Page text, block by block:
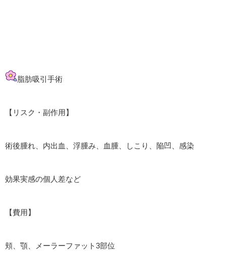
脂肪吸引手術
【リスク・副作用】
術後腫れ、内出血、浮腫み、血腫、しこり、陥凹、感染
効果実感の個人差など
【費用】
頬、顎、メーラーファット3部位